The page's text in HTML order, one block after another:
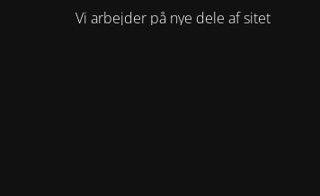
Vi arbejder på nye dele af sitet